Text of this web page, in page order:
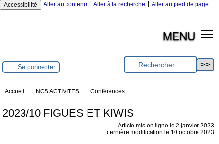
Accessibilité Aller au contenu Aller à la recherche Aller au pied de page
MENU
Se connecter
Accueil NOS ACTIVITES Conférences
2023/10 FIGUES ET KIWIS
Article mis en ligne le 2 janvier 2023
dernière modification le 10 octobre 2023